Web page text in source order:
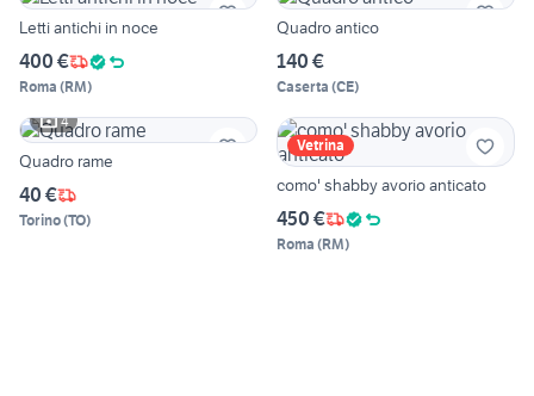
Letti antichi in noce
400 €
Roma (RM)
Quadro antico
140 €
Caserta (CE)
4
Quadro rame
40 €
Torino(TO)
Vetrina
como' shabby avorio anticato
450 €
Roma (RM)